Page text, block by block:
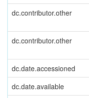
dc.contributor.other
dc.contributor.other
dc.date.accessioned
dc.date.available